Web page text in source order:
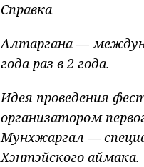
Справка
Алтаргана —
года раз в 2 года.
Идея проведения
организатором
Мунхжаргал —
Хэнтэйского аймака.